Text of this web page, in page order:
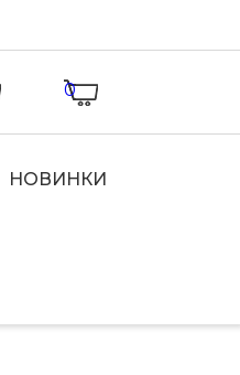
0
НОВИНКИ